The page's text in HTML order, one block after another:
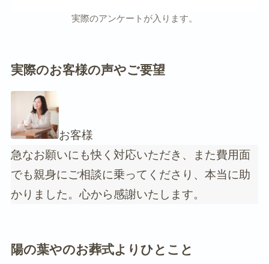
実際のアンケートが入ります。
実際のお客様の声やご要望
お客様
急なお願いにも快く対応いただき、また費用面
でも親身にご相談に乗ってくださり、本当に助
かりました。心から感謝いたします。
陽の葉やのお葬式よりひとこと